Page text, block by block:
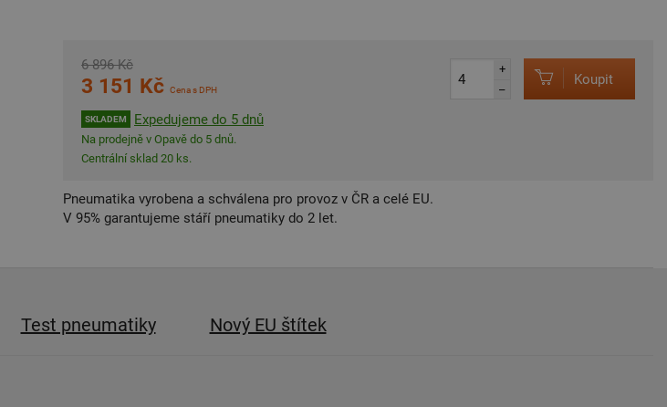
6 896 Kč
3 151 Kč Cena s DPH
SKLADEM Expedujeme do 5 dnů
Na prodejně v Opavě do 5 dnů.
Centrální sklad 20 ks.
+
–
Koupit
Pneumatika vyrobena a schválena pro provoz v ČR a celé EU.
V 95% garantujeme stáří pneumatiky do 2 let.
Test pneumatiky Nový EU štítek